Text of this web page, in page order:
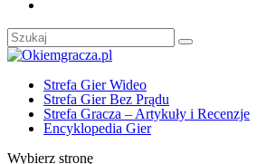
Strefa Gier Wideo
Strefa Gier Bez Prądu
Strefa Gracza – Artykuły i Recenzje
Encyklopedia Gier
Wybierz stronę